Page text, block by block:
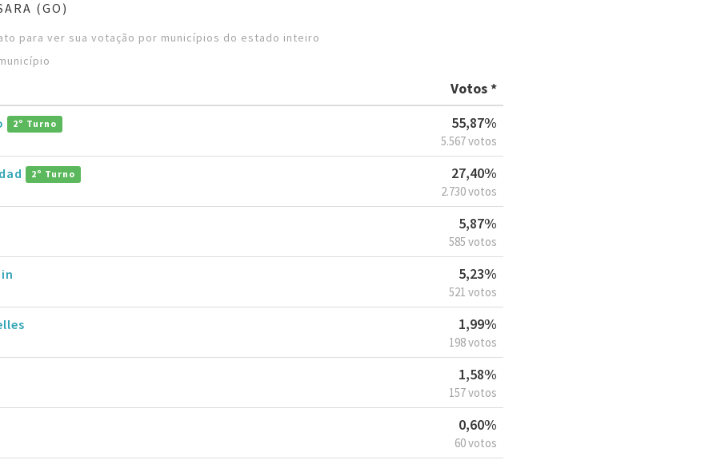
(GO)
para ver sua votação por municípios do estado inteiro
Votos *
2º Turno 55,87%
5.567 votos
2º Turno 27,40%
2.730 votos
5,87%
585 votos
5,23%
521 votos
1,99%
198 votos
1,58%
157 votos
0,60%
60 votos